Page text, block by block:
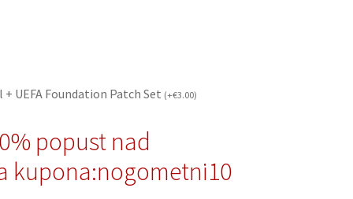
+ UEFA Foundation Patch Set (+€3.00)
popust nad
kupona:nogometni10